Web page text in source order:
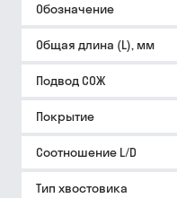
Обозначение
Общая длина (L), мм
Подвод СОЖ
Покрытие
Соотношение L/D
Тип хвостовика